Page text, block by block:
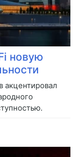
новую
акцентировал